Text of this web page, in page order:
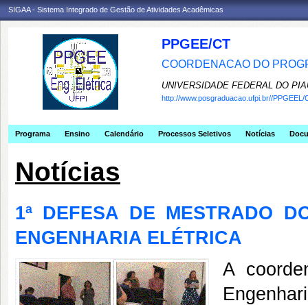
SIGAA - Sistema Integrado de Gestão de Atividades Acadêmicas
PPGEE/CT
COORDENACAO DO
UNIVERSIDADE FEDERAL DO
http://www.posgraduacao.ufpi.br//PPGEEL/
Programa Ensino Calendário Processos Seletivos Notícias
Notícias
1ª DEFESA DE MESTRADO
ENGENHARIA ELÉTRICA
A